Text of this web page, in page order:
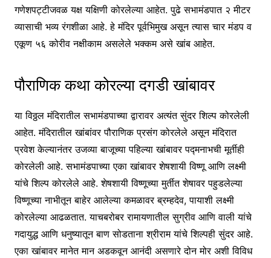
गणेशपट्टीजवळ यक्ष यक्षिणी कोरलेल्या आहेत. पुढे सभामंडपात २ मीटर
व्यासाची भव्य रंगशीळा आहे. हे मंदिर पूर्वभिमुख असून त्यास चार मंडप व
एकूण ५६ कोरीव नक्षीकाम असलेले भक्कम असे खांब आहेत.
पौराणिक कथा कोरल्या दगडी खांबावर
या विठ्ठल मंदिरातील सभामंडपाच्या द्वारावर अत्यंत सुंदर शिल्प कोरलेली
आहेत. मंदिरातील खांबांवर पौराणिक प्रसंग कोरलेले असून मंदिरात
प्रवेश केल्यानंतर उजव्या बाजूच्या पहिल्या खांबावर पद्मनाभची मूर्तीही
कोरलेली आहे. सभामंडपाच्या एका खांबावर शेषशायी विष्णू आणि लक्ष्मी
यांचे शिल्प कोरलेले आहे. शेषशायी विष्णूच्या मुर्तीत शेषावर पहुडलेल्या
विष्णूच्या नाभीतून बाहेर आलेल्या कमळावर ब्रम्हदेव, पायाशी लक्ष्मी
कोरलेल्या आढळतात. याचबरोबर रामायणातील सुग्रीव आणि वाली यांचे
गदायुद्ध आणि धनुष्यातून बाण सोडताना श्रीराम यांचे शिल्पही सुंदर आहे.
एका खांबावर मानेत मान अडकवून आनंदी असणारे दोन मोर अशी विविध